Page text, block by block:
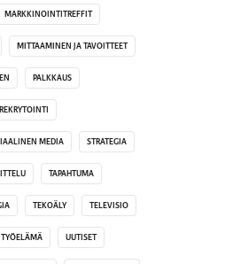
MARKKINOINTITREFFIT
MITTAAMINEN JA TAVOITTEET
PALKKAUS
REKRYTOINTI
MEDIA STRATEGIA
TAPAHTUMA
TEKOÄLY TELEVISIO
TYÖELÄMÄ UUTISET